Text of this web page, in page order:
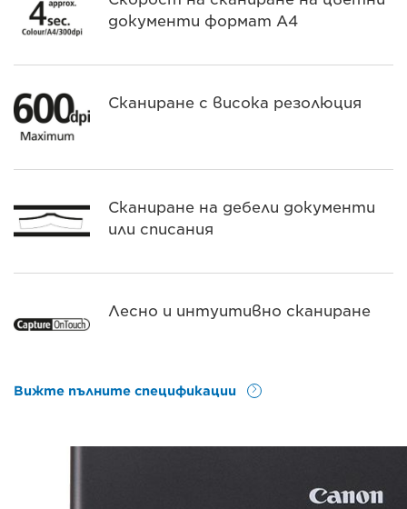
документи формат A4
Сканиране с висока резолюция
Сканиране на дебели документи
или списания
Лесно и интуитивно сканиране
Вижте пълните спецификации